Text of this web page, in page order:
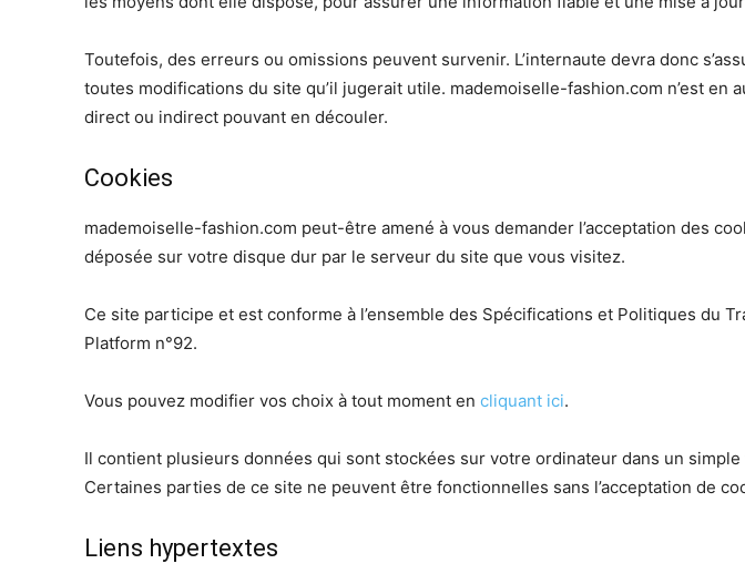
Toutefois, des erreurs ou omissions peuvent survenir. L’internaute devra donc
toutes modifications du site qu’il jugerait utile. mademoiselle-fashion.com n’est
direct ou indirect pouvant en découler.
Cookies
mademoiselle-fashion.com peut-être amené à vous demander l’acceptation des
déposée sur votre disque dur par le serveur du site que vous visitez.
Ce site participe et est conforme à l’ensemble des Spécifications et Politiques du
Platform n°92.
Vous pouvez modifier vos choix à tout moment en cliquant ici.
Il contient plusieurs données qui sont stockées sur votre ordinateur dans un
Certaines parties de ce site ne peuvent être fonctionnelles sans l’acceptation de
Liens hypertextes